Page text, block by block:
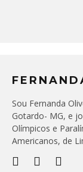
Sou Fernanda
Gotardo- MG, e
Olímpicos e
Americanos, de